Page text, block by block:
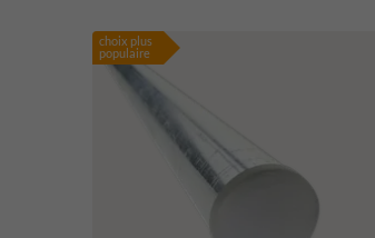
choix plus
populaire